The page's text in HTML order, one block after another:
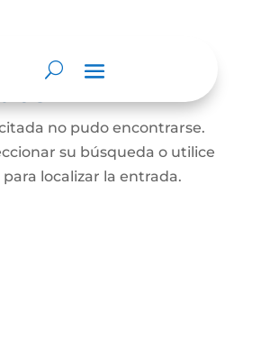
no pudo encontrarse.
su búsqueda o utilice
localizar la entrada.